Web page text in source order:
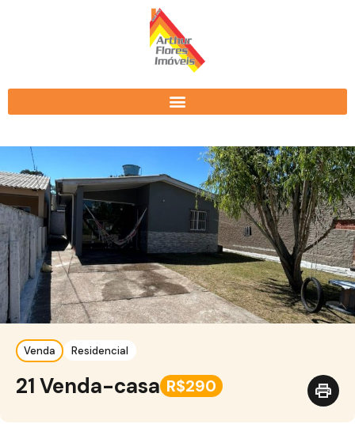
Venda Residencial
21 Venda-casa R$290